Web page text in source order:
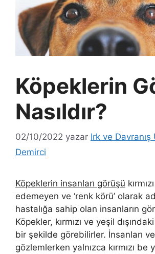
Köpeklerin
Nasıldır?
02/10/2022 yazar Irk ve Davranış
Demirci
Köpeklerin insanları görüşü
edemeyen ve ‘renk körü’ olarak
hastalığa sahip olan insanların
Köpekler, kırmızı ve yeşil
bir şekilde görebilirler. İnsanları
gözlemlerken yalnızca kırmızı be